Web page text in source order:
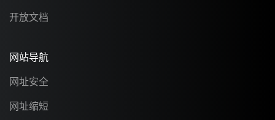
开放文档
网站导航
网址安全
网址缩短